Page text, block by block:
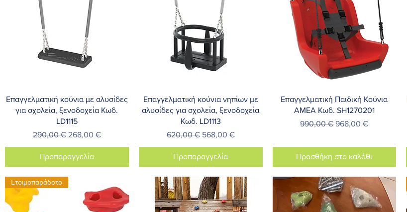
Γρήγορη προβολή
Επαγγελματική κούνια με αλυσίδες
για σχολεία, ξενοδοχεία Κωδ.
LD1115
Κανονική τιμή
290,00 € Τιμή Έκπτωσης
268,00 €
Προπαραγγελία
Γρήγορη προβολή
Επαγγελματική κούνια νηπίων με
αλυσίδες για σχολεία, ξενοδοχεία
Κωδ. LD1113
Κανονική τιμή
620,00 € Τιμή Έκπτωσης
568,00 €
Προπαραγγελία
Γρήγορη προβολή
Επαγγελματική Παιδική Κούνια
ΑΜΕΑ Κωδ. SH1270201
Κανονική τιμή
990,00 € Τιμή Έκπτωσης
968,00 €
Προσθήκη στο καλάθι
Ετοιμοπαράδοτο